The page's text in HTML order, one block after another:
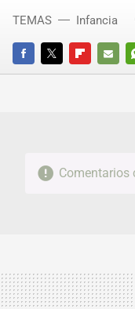
FACEBOOKTWITTERFLIPBOARD
E-
TEMAS Infancia
Comentarios